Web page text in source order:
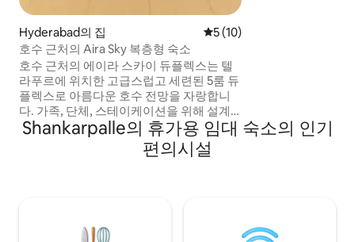
Hyderabad의 집 평점 5점(5점 만점), 후기 10
5 (10)
호수 근처의 Aira Sky 복층형 숙소
호수 근처의 에이라 스카이 듀플렉스는 텔
라푸르에 위치한 고급스럽고 세련된 5룸 듀
플렉스로 아름다운 호수 전망을 자랑합니
다. 가족, 단체, 스테이케이션을 위해 설계
되었습니다. 숙소에는 넓은 거실 공간, 편안
한 침대 4개, 전용 사우나, 플레이스테이션,
실내 게임, 어린이 놀이 헬스장, 현대적인 인
호텔은 편안함, 고급스러움, 접근성이 완벽
Shankarpalle의 휴가용 임대 숙소의 인기
편의시설